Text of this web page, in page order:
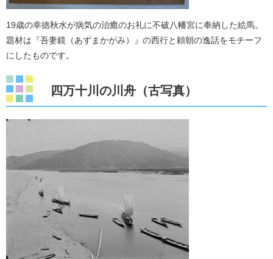
19歳の幸徳秋水が病気の治癒のお礼に不破八幡宮に奉納した絵馬。
題材は『吾妻鏡（あずまかがみ）』の西行と頼朝の逸話をモチーフ
にしたものです。
四万十川の川舟（古写真）